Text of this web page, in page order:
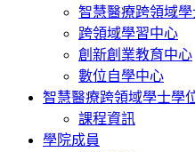
智慧醫療跨領域
跨領域學習中心
創新創業教育中心
數位自學中心
智慧醫療跨領域學士學
課程資訊
學院成員